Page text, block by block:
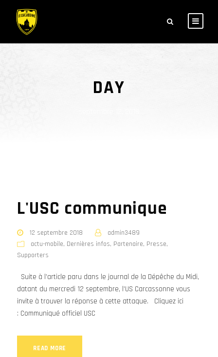
DAY
L'USC communique
12 septembre 2018
admin3489
actu-mobile, Dernières infos, Partenaire, Presse,
Supporters
Suite à l’article paru dans le journal de la Dépêche du Midi,
datant du mercredi 12 septembre, l’US Carcassonne vous
invite à trouver la réponse à cette attaque. Cliquez ici
: Communiqué officiel USC
READ MORE